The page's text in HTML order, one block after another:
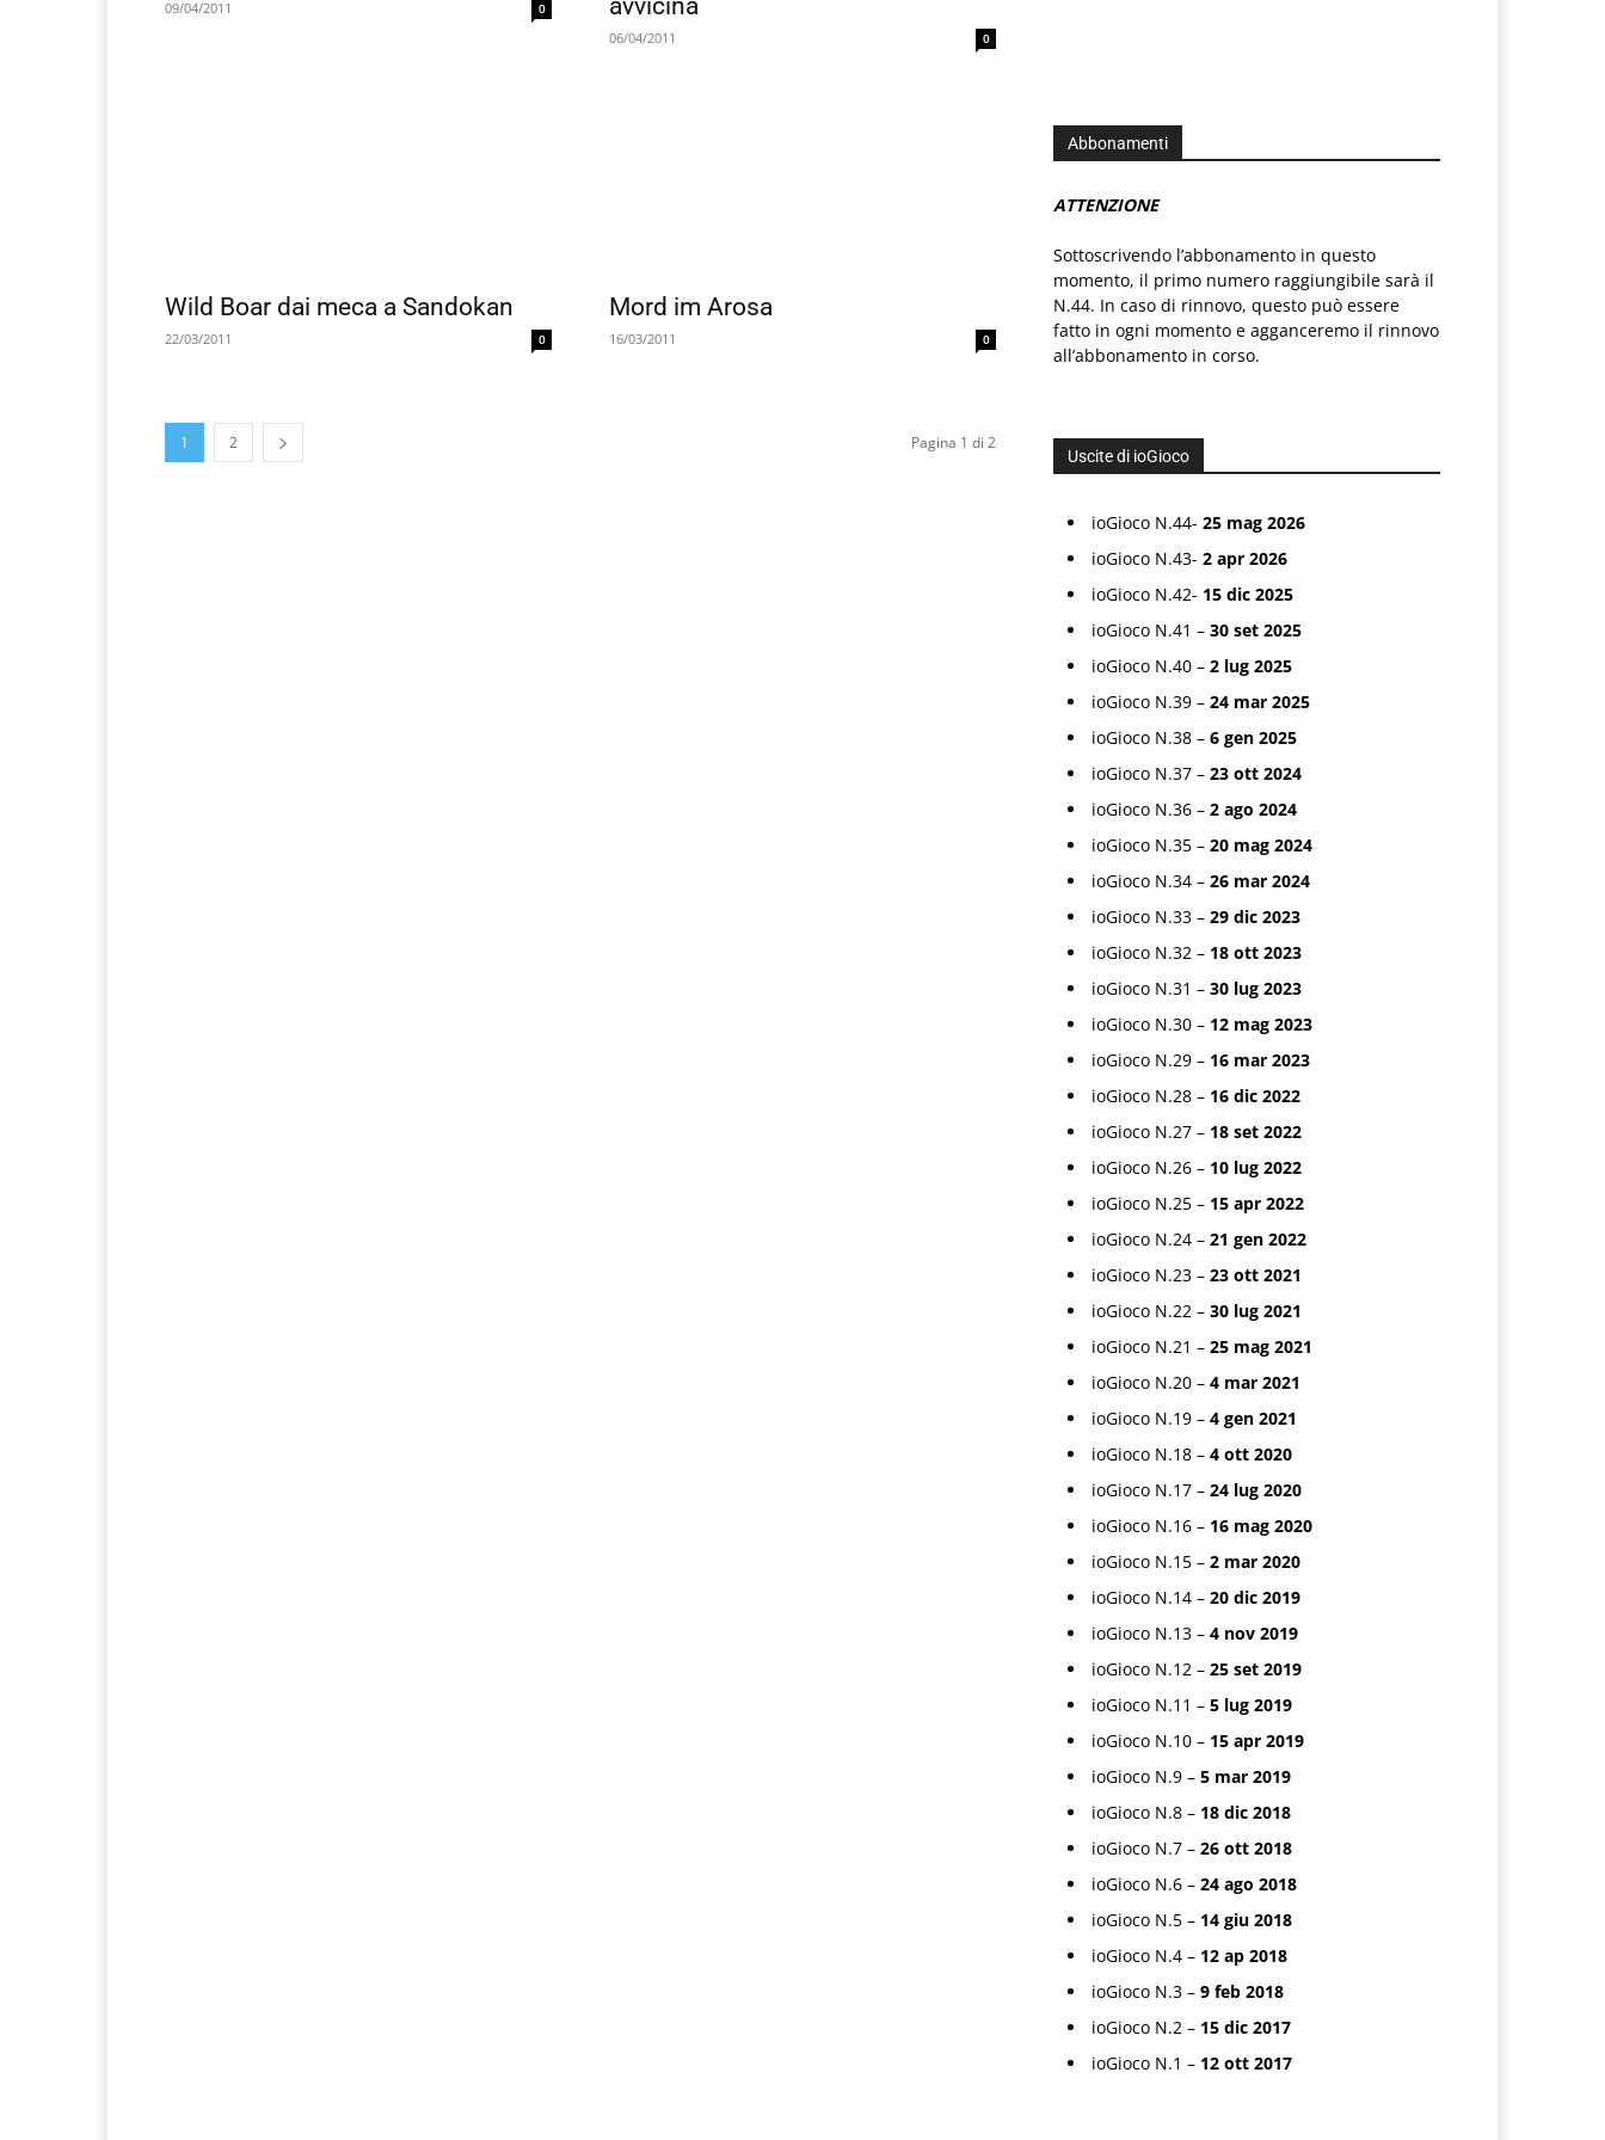
09/04/2011 0
avvicina
06/04/2011 0
Wild Boar dai meca a Sandokan
22/03/2011 0
Mord im Arosa
16/03/2011 0
1 2 Pagina 1 di 2
Abbonamenti
ATTENZIONE
Sottoscrivendo l’abbonamento in questo
momento, il primo numero raggiungibile sarà il
N.44. In caso di rinnovo, questo può essere
fatto in ogni momento e agganceremo il rinnovo
all’abbonamento in corso.
Uscite di ioGioco
ioGioco N.44- 25 mag 2026
ioGioco N.43- 2 apr 2026
ioGioco N.42- 15 dic 2025
ioGioco N.41 – 30 set 2025
ioGioco N.40 – 2 lug 2025
ioGioco N.39 – 24 mar 2025
ioGioco N.38 – 6 gen 2025
ioGioco N.37 – 23 ott 2024
ioGioco N.36 – 2 ago 2024
ioGioco N.35 – 20 mag 2024
ioGioco N.34 – 26 mar 2024
ioGioco N.33 – 29 dic 2023
ioGioco N.32 – 18 ott 2023
ioGioco N.31 – 30 lug 2023
ioGioco N.30 – 12 mag 2023
ioGioco N.29 – 16 mar 2023
ioGioco N.28 – 16 dic 2022
ioGioco N.27 – 18 set 2022
ioGioco N.26 – 10 lug 2022
ioGioco N.25 – 15 apr 2022
ioGioco N.24 – 21 gen 2022
ioGioco N.23 – 23 ott 2021
ioGioco N.22 – 30 lug 2021
ioGioco N.21 – 25 mag 2021
ioGioco N.20 – 4 mar 2021
ioGioco N.19 – 4 gen 2021
ioGioco N.18 – 4 ott 2020
ioGioco N.17 – 24 lug 2020
ioGioco N.16 – 16 mag 2020
ioGioco N.15 – 2 mar 2020
ioGioco N.14 – 20 dic 2019
ioGioco N.13 – 4 nov 2019
ioGioco N.12 – 25 set 2019
ioGioco N.11 – 5 lug 2019
ioGioco N.10 – 15 apr 2019
ioGioco N.9 – 5 mar 2019
ioGioco N.8 – 18 dic 2018
ioGioco N.7 – 26 ott 2018
ioGioco N.6 – 24 ago 2018
ioGioco N.5 – 14 giu 2018
ioGioco N.4 – 12 ap 2018
ioGioco N.3 – 9 feb 2018
ioGioco N.2 – 15 dic 2017
ioGioco N.1 – 12 ott 2017